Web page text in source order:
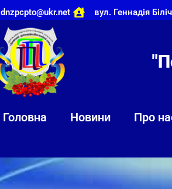
dnzpcpto@ukr.net вул. Геннадія
Головна Новини Про